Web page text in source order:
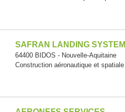
SAFRAN LANDING
64400 BIDOS - Nouvelle-Aquitaine
Construction aéronautique et spatiale